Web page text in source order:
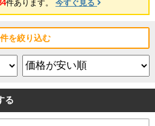
件あります。 今すぐ見る
を絞り込む
る